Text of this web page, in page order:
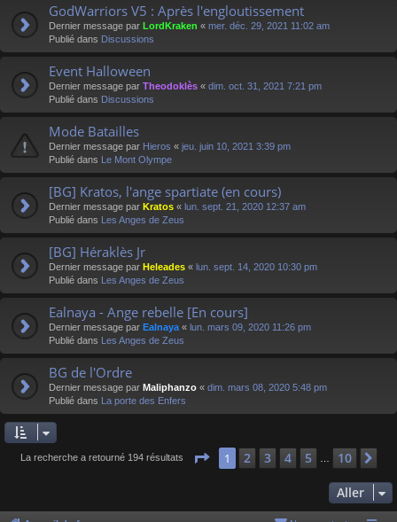
GodWarriors V5 : Après l'engloutissement
Dernier message par LordKraken « mer. déc. 29, 2021 11:02 am
Publié dans Discussions
Event Halloween
Dernier message par Theodoklès « dim. oct. 31, 2021 7:21 pm
Publié dans Discussions
Mode Batailles
Dernier message par Hieros « jeu. juin 10, 2021 3:39 pm
Publié dans Le Mont Olympe
[BG] Kratos, l'ange spartiate (en cours)
Dernier message par Kratos « lun. sept. 21, 2020 12:37 am
Publié dans Les Anges de Zeus
[BG] Héraklès Jr
Dernier message par Heleades « lun. sept. 14, 2020 10:30 pm
Publié dans Les Anges de Zeus
Ealnaya - Ange rebelle [En cours]
Dernier message par Ealnaya « lun. mars 09, 2020 11:26 pm
Publié dans Les Anges de Zeus
BG de l'Ordre
Dernier message par Maliphanzo « dim. mars 08, 2020 5:48 pm
Publié dans La porte des Enfers
La recherche a retourné 194 résultats Page 1sur 10
1 2 3 4 5 10
Aller